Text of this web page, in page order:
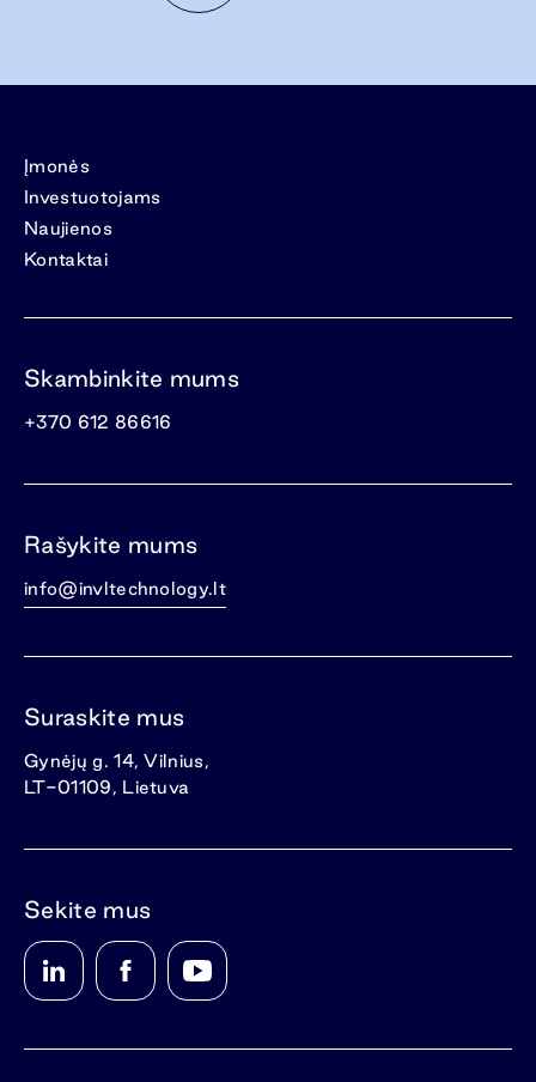
Įmonės
Investuotojams
Naujienos
Kontaktai
Skambinkite mums
+370 612 86616
Rašykite mums
info@invltechnology.lt
Suraskite mus
Gynėjų g. 14, Vilnius,
LT-01109, Lietuva
Sekite mus